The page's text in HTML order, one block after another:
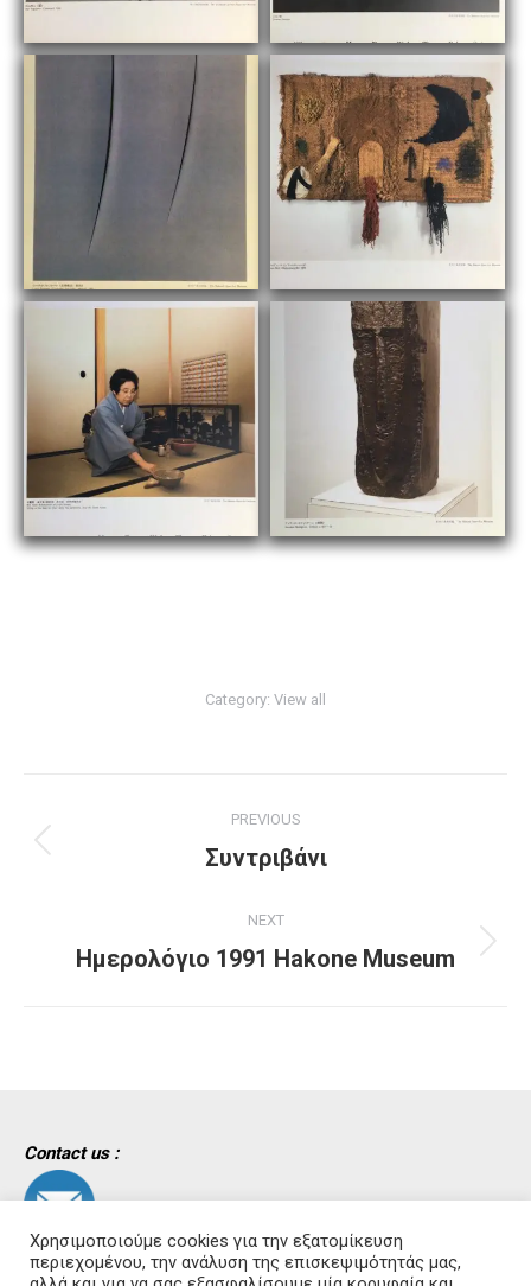
Category: View all
navigation
PREVIOUS
Previous
Συντριβάνι
NEXT
Next
Ημερολόγιο 1991 Hakone Museum
Contact us :
Χρησιμοποιούμε cookies για την εξατομίκευση
περιεχομένου, την ανάλυση της επισκεψιμότητάς μας,